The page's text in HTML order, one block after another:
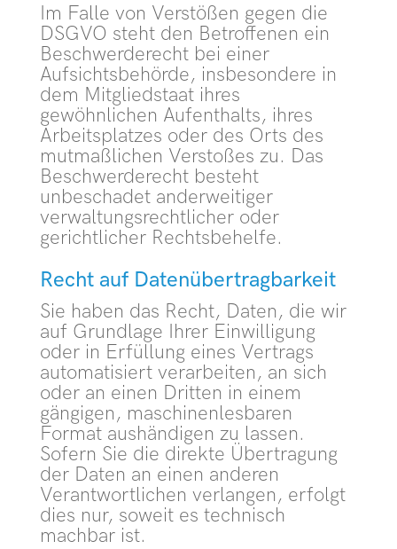
Im Falle von Verstößen gegen die
DSGVO steht den Betroffenen ein
Beschwerderecht bei einer
Aufsichtsbehörde, insbesondere in
dem Mitgliedstaat ihres
gewöhnlichen Aufenthalts, ihres
Arbeitsplatzes oder des Orts des
mutmaßlichen Verstoßes zu. Das
Beschwerderecht besteht
unbeschadet anderweitiger
verwaltungsrechtlicher oder
gerichtlicher Rechtsbehelfe.
Recht auf Daten­übertrag­barkeit
Sie haben das Recht, Daten, die wir
auf Grundlage Ihrer Einwilligung
oder in Erfüllung eines Vertrags
automatisiert verarbeiten, an sich
oder an einen Dritten in einem
gängigen, maschinenlesbaren
Format aushändigen zu lassen.
Sofern Sie die direkte Übertragung
der Daten an einen anderen
Verantwortlichen verlangen, erfolgt
dies nur, soweit es technisch
machbar ist.